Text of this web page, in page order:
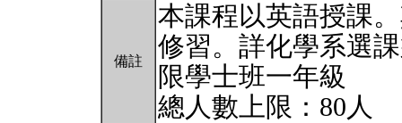
備註
本課程以英語授課
修習。詳化學系選
限學士班一年級
總人數上限：80人